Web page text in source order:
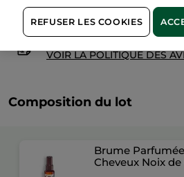
Conditions générales de
VOIR LES CONDITIONS
VOIR LA POLITIQUE DES
Composition du lot
Brume
Cheveux Noix de
REFUSER LES COOKIES